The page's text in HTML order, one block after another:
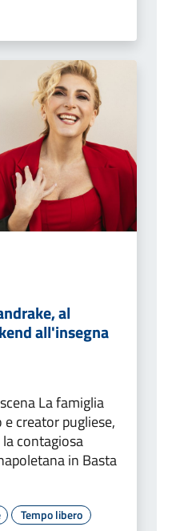
al
all'insegna
La famiglia
creator pugliese,
contagiosa
in Basta
Tempo libero